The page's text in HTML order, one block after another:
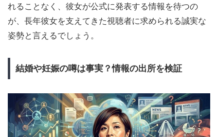
れることなく、彼女が公式に発表する情報を待つの
が、長年彼女を支えてきた視聴者に求められる誠実な
姿勢と言えるでしょう。
結婚や妊娠の噂は事実？情報の出所を検証